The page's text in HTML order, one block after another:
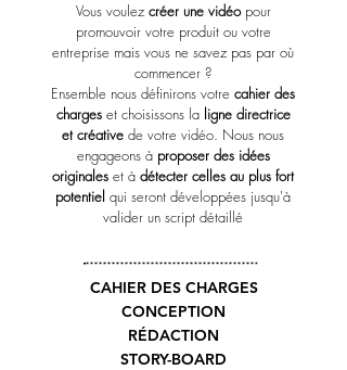
Vous voulez créer une vidéopour
promouvoir votre produit ou votre
entreprise mais vous ne savez pas par où
commencer ?
Ensemble nous définirons votre cahier des
chargeset choisissons la ligne directrice
et créative de votre vidéo. Nous nous
engageons à proposer des idées
originales et à détecter celles au plus fort
potentiel qui seront développées jusqu'à
valider un script détaillé
CAHIER DES CHARGES
CONCEPTION
RÉDACTION
STORY-BOARD